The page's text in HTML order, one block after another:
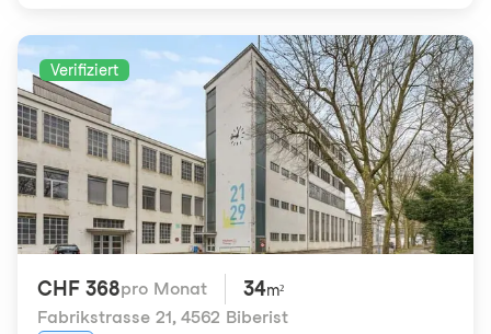
Verifiziert
CHF 368pro Monat 34m²
Fabrikstrasse 21, 4562 Biberist